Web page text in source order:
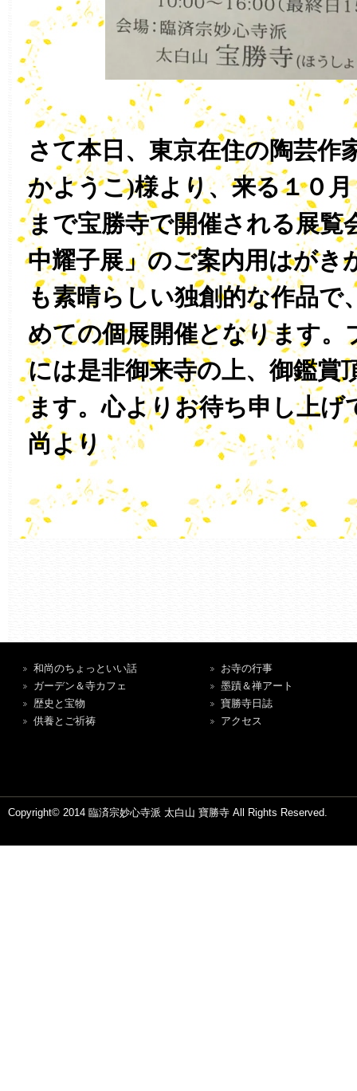
さて本日、東京在住の陶芸作
かようこ)様より、来る１０
まで宝勝寺で開催される展覧
中耀子展」のご案内用はがき
も素晴らしい独創的な作品で
めての個展開催となります。
には是非御来寺の上、御鑑賞
ます。心よりお待ち申し上げ
尚より
和尚のちょっといい話
ガーデン＆寺カフェ
歴史と宝物
供養とご祈祷
お寺の行事
墨蹟＆禅アート
寶勝寺日誌
アクセス
Copyright© 2014 臨済宗妙心寺派 太白山 寶勝寺 All Rights Reserved.